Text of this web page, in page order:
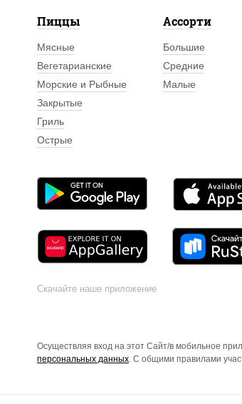
Пиццы
Мясные
Вегетарианские
Морские и Рыбные
Закрытые
Гриль
Острые
Ассорти
Большие
Средние
Малые
Скачайте наше приложение
Осуществляя вход на этот Сайт/в мобильное
персональных данных. С общими правилами